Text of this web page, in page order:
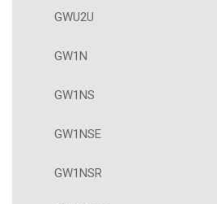
GWU2U
GW1N
GW1NS
GW1NSE
GW1NSR